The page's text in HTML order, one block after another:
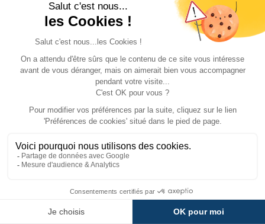
ou poussiéreux. Que ce soit pour un week-end en forêt
ou un long road-trip, il vous accompagnera sans faillir,
évitant les mauvaises surprises liées aux
IDÉAL POUR TOUTES VOS ACTIVITÉS EN PLEIN
simplement amateur de pique-niques en famille, cet
chercher des cartouches spécifiques ou de vous
adapter à des systèmes complexes : avec lui, vous
secondes. Un gain de temps et de sérénité, surtout
lorsque vous êtes loin des magasins spécialisés ou en
situation d’urgence.